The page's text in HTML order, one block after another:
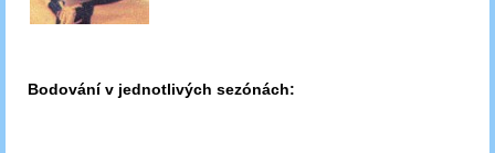
Bodování v jednotlivých sezónách: